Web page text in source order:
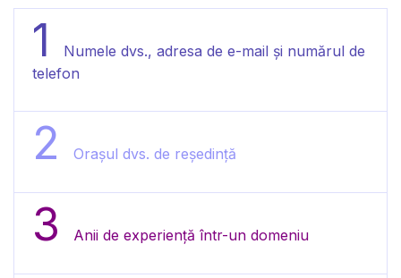
1
Numele dvs., adresa de e-mail și numărul de
telefon
2 Orașul dvs. de reședință
3 Anii de experiență într-un domeniu